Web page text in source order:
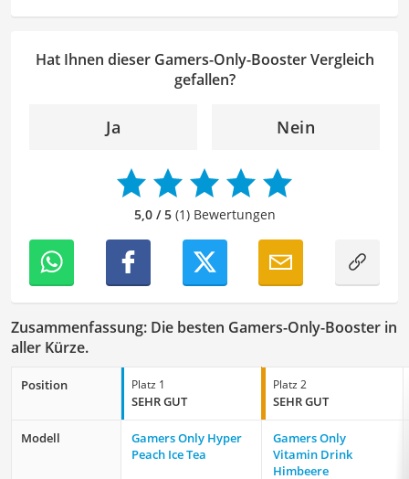
Klarheit, Verständlichkeit und stilistische Korrektheit zu
überprüfen. Mein Ziel ist es dabei, die Qualität und den
angenehme Leseerfahrung zu bieten. Durch meine
beitragen, dass die Inhalte unserer Redaktion optimal
präsentiert werden und ihre volle Wirkung entfalten.
Hat Ihnen dieser Gamers-Only-Booster Vergleich
gefallen?
Ja Nein
5,0 / 5(1) Bewertungen
Zusammenfassung: Die besten Gamers-Only-Booster in
aller Kürze.
Position Platz 1
SEHR GUT
Platz 2
SEHR GUT
Modell
‎Gamers Only Hyper
Peach Ice Tea
Gamers Only
Vitamin Drink
Himbeere